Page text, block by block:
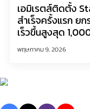
เอมิเรตส์ติดตั้ง
สำเร็จครั้งแรก ย
เร็วขึ้นสูงสุด
พฤษภาคม 9, 2026